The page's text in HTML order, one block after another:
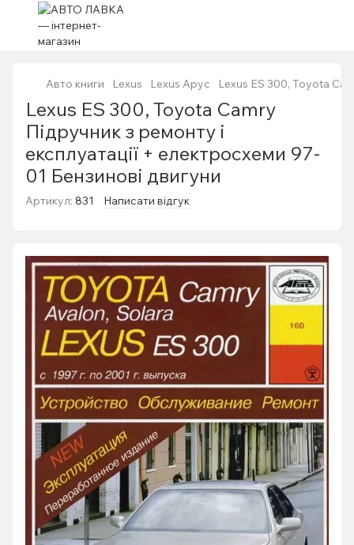
Авто книги Lexus Lexus Арус Lexus ES 300, Toyota
Lexus ES 300, Toyota Camry
Підручник з ремонту і
експлуатації + електросхеми 97-
01 Бензинові двигуни
Артикул: 831 Написати відгук